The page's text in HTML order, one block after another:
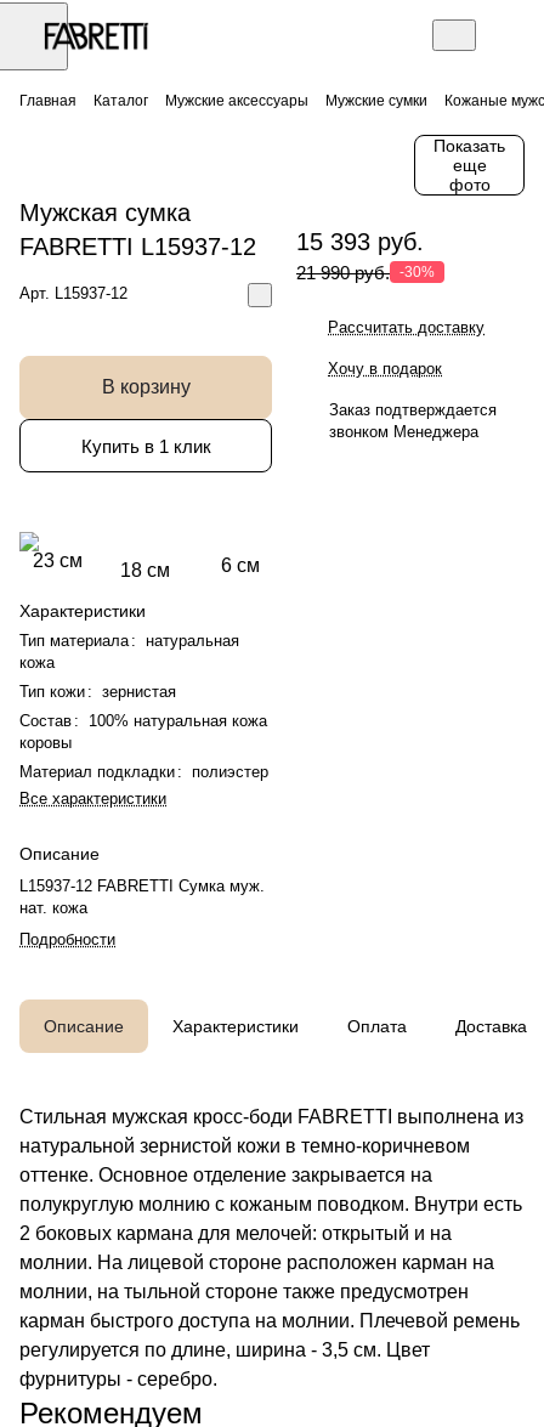
Главная Каталог Мужские аксессуары Мужские сумки Кожаные
Показать
еще
фото
Мужская сумка
FABRETTI L15937-12
Арт. L15937-12
В корзину
Купить в 1 клик
18 см 6 см
23 см
Характеристики
Тип материала : натуральная
кожа
Тип кожи : зернистая
Состав :
100% натуральная кожа
коровы
Материал подкладки : полиэстер
Все характеристики
Описание
L15937-12 FABRETTI Сумка муж.
нат. кожа
Подробности
15 393 руб.
21 990 руб. -30%
Рассчитать доставку
Хочу в подарок
Заказ подтверждается
звонком Менеджера
Описание Характеристики Оплата Доставка
Стильная мужская кросс-боди FABRETTI выполнена из
натуральной зернистой кожи в темно-коричневом
оттенке. Основное отделение закрывается на
полукруглую молнию с кожаным поводком. Внутри есть
2 боковых кармана для мелочей: открытый и на
молнии. На лицевой стороне расположен карман на
молнии, на тыльной стороне также предусмотрен
карман быстрого доступа на молнии. Плечевой ремень
регулируется по длине, ширина - 3,5 см. Цвет
фурнитуры - серебро.
Рекомендуем